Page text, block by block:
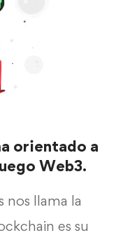
orientado a
Web3.
nos llama la
es su